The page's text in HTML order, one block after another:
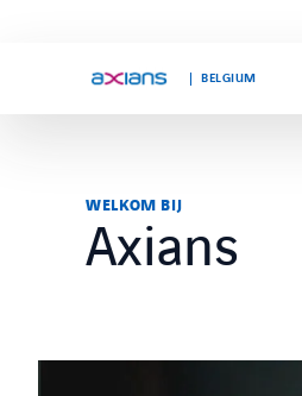
BELGIUM
keywords
WELKOM BIJ
Axians